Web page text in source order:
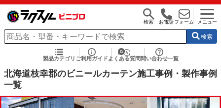
検索 お電話フォーム メニュー
検索
製品カテゴリ ご利用ガイド よくある質問 問い合わせ一覧
北海道枝幸郡のビニールカーテン施工事例・製作事例
一覧